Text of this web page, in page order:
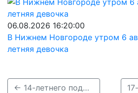
06.08.2026 16:20:00
В Нижнем Новгороде утром 6
летняя девочка
← 14-летнего подростка из Балахны нашли живым 14 августа